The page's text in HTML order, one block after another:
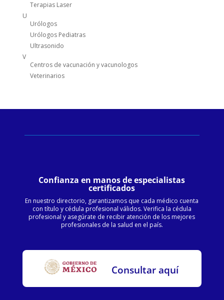
Terapias Laser
U
Urólogos
Urólogos Pediatras
Ultrasonido
V
Centros de vacunación y vacunologos
Veterinarios
Confianza en manos de especialistas
certificados
En nuestro directorio, garantizamos que cada médico cuenta
con título y cédula profesional válidos. Verifica la cédula
profesional y asegúrate de recibir atención de los mejores
profesionales de la salud en el país.
Consultar aquí